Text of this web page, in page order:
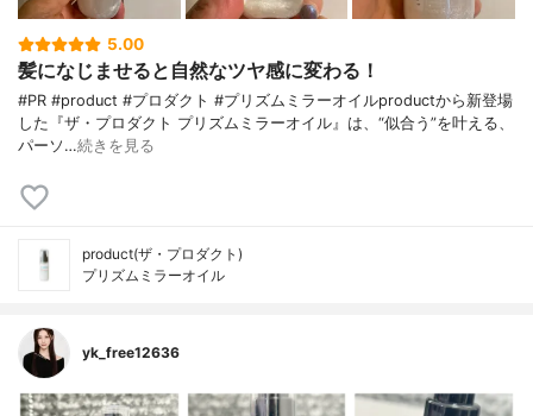
5.00
髪になじませると自然なツヤ感に変わる！
#PR #product #プロダクト #プリズムミラーオイルproductから新登場
した『ザ・プロダクト プリズムミラーオイル』は、“似合う”を叶える、
パーソ…続きを見る
product(ザ・プロダクト)
プリズムミラーオイル
yk_free12636